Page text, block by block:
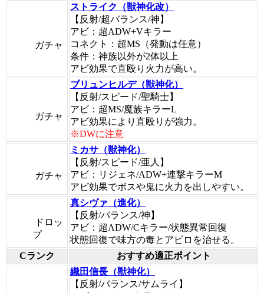
ガチャ
ストライク（獣神化改）
【反射/超バランス/神】
アビ：超ADW+Vキラー
コネクト：超MS（発動は任意）
条件：神族以外が2体以上
アビ効果で直殴り火力が高い。
ガチャ
ブリュンヒルデ（獣神化）
【反射/スピード/聖騎士】
アビ：超MS/魔族キラーL
アビ効果により直殴りが強力。
※DWに注意
ガチャ
ミカサ（獣神化）
【反射/スピード/亜人】
アビ：リジェネ/ADW+連撃キラーM
アビ効果でボスや鬼に火力を出しやすい。
ドロッ
プ
真シヴァ（進化）
【反射/バランス/神】
アビ：超ADW/Cキラー/状態異常回復
状態回復で味方の毒とアビロを治せる。
Cランク
おすすめ適正ポイント
織田信長（獣神化）
【反射/バランス/サムライ】